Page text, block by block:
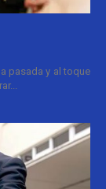
pasada y al toque